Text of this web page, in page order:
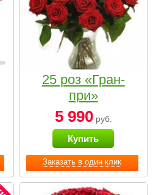
Заказать в один клик
25 роз «Гран-
при»
5 990руб.
Купить